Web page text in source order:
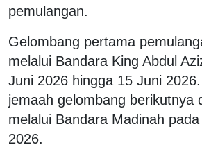
pemulangan.
Gelombang pertama
melalui Bandara King Abdul
Juni 2026 hingga 15 Juni
jemaah gelombang berikutnya
melalui Bandara Madinah
2026.